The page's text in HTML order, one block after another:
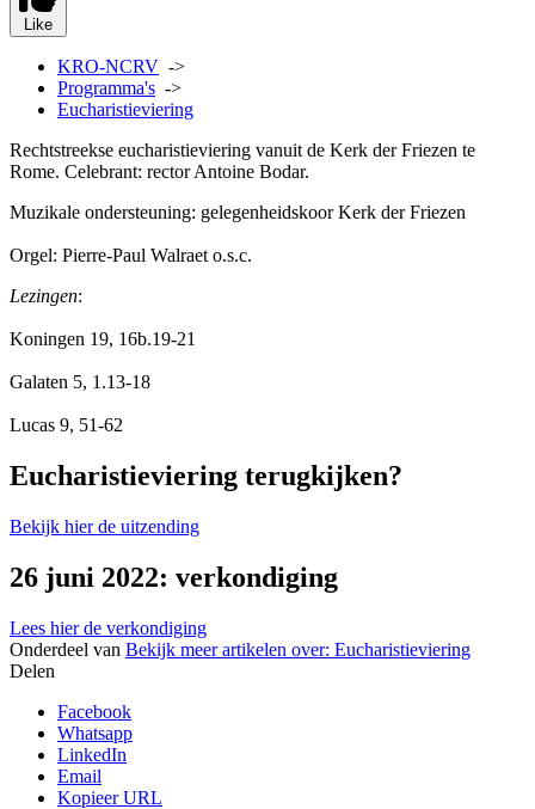
Like
KRO-NCRV ->
Programma's ->
Eucharistieviering
Rechtstreekse eucharistieviering vanuit de Kerk der Friezen te
Rome. Celebrant: rector Antoine Bodar.
Muzikale ondersteuning: gelegenheidskoor Kerk der Friezen
Orgel: Pierre-Paul Walraet o.s.c.
Lezingen:
Koningen 19, 16b.19-21
Galaten 5, 1.13-18
Lucas 9, 51-62
Eucharistieviering terugkijken?
Bekijk hier de uitzending
26 juni 2022: verkondiging
Lees hier de verkondiging
Onderdeel van Bekijk meer artikelen over: Eucharistieviering
Delen
Facebook
Whatsapp
LinkedIn
Email
Kopieer URL